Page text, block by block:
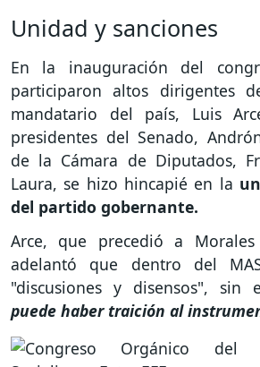
Unidad y sanciones
En la inauguración del
participaron altos dirigentes
mandatario del país, Luis
presidentes del Senado,
de la Cámara de Diputados,
Laura, se hizo hincapié en la
del partido gobernante.
Arce, que precedió a
adelantó que dentro del
"discusiones y disensos", sin
puede haber traición al